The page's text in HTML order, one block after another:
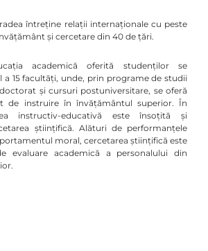
întreține relații internaționale cu peste
și cercetare din 40 de țări.
academică oferită studenților se
a 15 facultăți, unde, prin programe de studii
și cursuri postuniversitare, se oferă
de instruire în învățământul superior. În
instructiv-educativă este însoțită și
științifică. Alături de performanțele
moral, cercetarea științifică este
evaluare academică a personalului din